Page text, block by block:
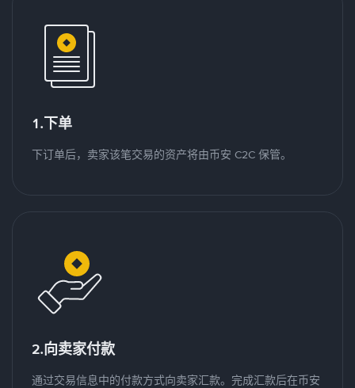
1.下单
下订单后，卖家该笔交易的资产将由币安 C2C 保管。
2.向卖家付款
通过交易信息中的付款方式向卖家汇款。完成汇款后在币安